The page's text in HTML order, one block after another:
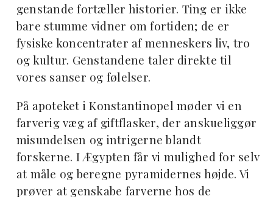
genstande fortæller historier. Ting er ikke
bare stumme vidner om fortiden; de er
fysiske koncentrater af menneskers liv, tro
og kultur. Genstandene taler direkte til
vores sanser og følelser.
På apoteket i Konstantinopel møder vi en
farverig væg af giftflasker, der anskueliggør
misundelsen og intrigerne blandt
forskerne. I Ægypten får vi mulighed for selv
at måle og beregne pyramidernes højde. Vi
prøver at genskabe farverne hos de